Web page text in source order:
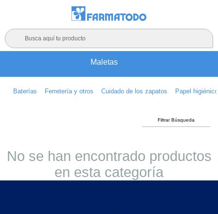
Busca aquí tu producto
Maletas
Baterías Ferretería y otros Cuidado de los zapatos Papel higiénico
Filtrar Búsqueda
No se han encontrado productos
en esta categoría